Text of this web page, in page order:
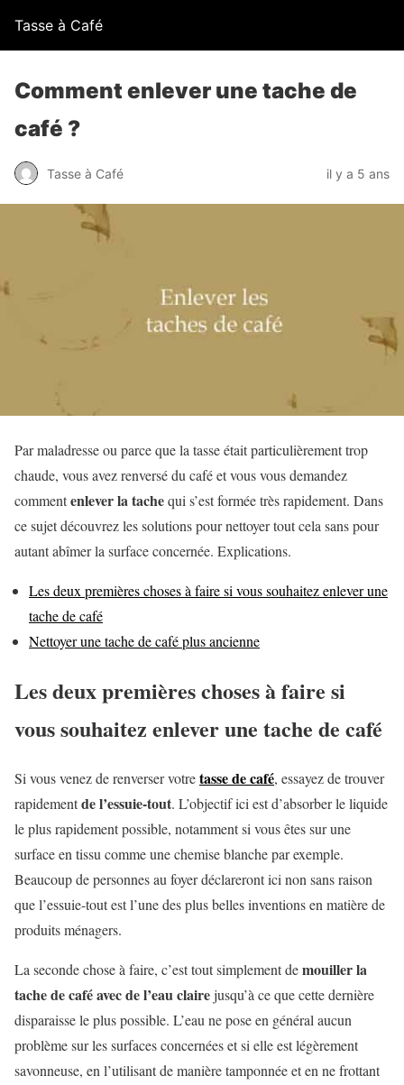
Tasse à Café
Comment enlever une tache de
café ?
Tasse à Café il y a 5 ans
Par maladresse ou parce que la tasse était particulièrement trop
chaude, vous avez renversé du café et vous vous demandez
commentenlever la tachequi s’est formée très rapidement. Dans
ce sujet découvrez les solutions pour nettoyer tout cela sans pour
autant abîmer la surface concernée. Explications.
Les deux premières choses à faire si vous souhaitez enlever une
tache de café
Nettoyer une tache de café plus ancienne
Les deux premières choses à faire si
vous souhaitez enlever une tache de café
Si vous venez de renverser votretasse de café, essayez de trouver
rapidementde l’essuie-tout. L’objectif ici est d’absorber le liquide
le plus rapidement possible, notamment si vous êtes sur une
surface en tissu comme une chemise blanche par exemple.
Beaucoup de personnes au foyer déclareront ici non sans raison
que l’essuie-tout est l’une des plus belles inventions en matière de
produits ménagers.
La seconde chose à faire, c’est tout simplement demouiller la
tache de café avec de l’eau clairejusqu’à ce que cette dernière
disparaisse le plus possible. L’eau ne pose en général aucun
problème sur les surfaces concernées et si elle est légèrement
savonneuse, en l’utilisant de manière tamponnée et en ne frottant